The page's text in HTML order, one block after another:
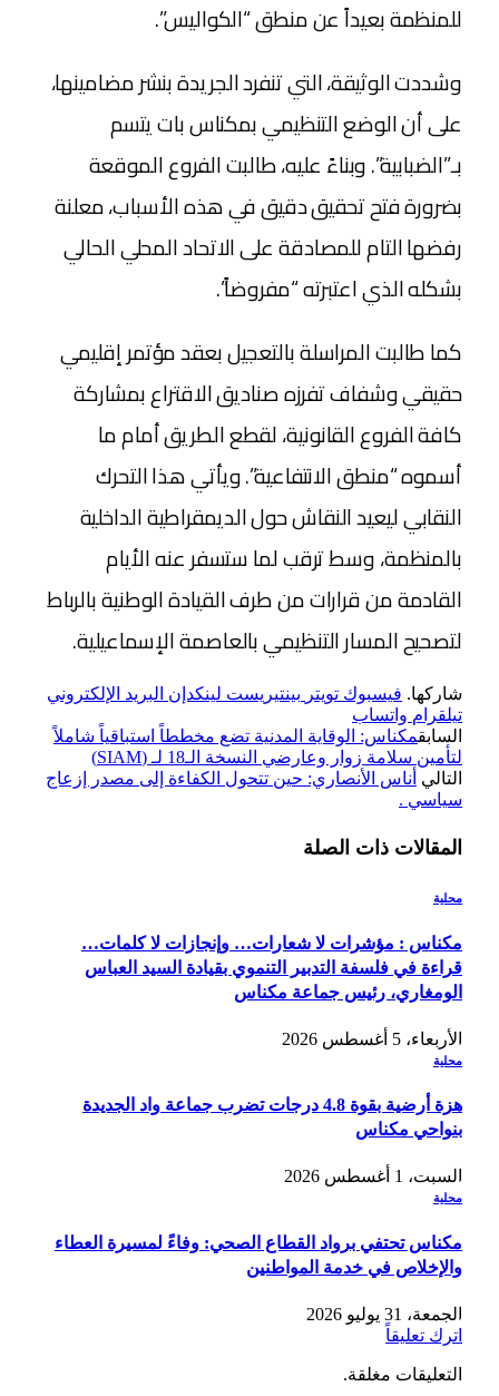
للمنظمة بعيداً عن منطق “الكواليس”.
​وشددت الوثيقة، التي تنفرد الجريدة بنشر مضامينها،
على أن الوضع التنظيمي بمكناس بات يتسم
بـ”الضبابية”. وبناءً عليه، طالبت الفروع الموقعة
بضرورة فتح تحقيق دقيق في هذه الأسباب، معلنة
رفضها التام للمصادقة على الاتحاد المحلي الحالي
بشكله الذي اعتبرته “مفروضاً”.
​كما طالبت المراسلة بالتعجيل بعقد مؤتمر إقليمي
حقيقي وشفاف تفرزه صناديق الاقتراع بمشاركة
كافة الفروع القانونية، لقطع الطريق أمام ما
أسموه “منطق الانتفاعية”. ويأتي هذا التحرك
النقابي ليعيد النقاش حول الديمقراطية الداخلية
بالمنظمة، وسط ترقب لما ستسفر عنه الأيام
القادمة من قرارات من طرف القيادة الوطنية بالرباط
لتصحيح المسار التنظيمي بالعاصمة الإسماعيلية.
شاركها. فيسبوك تويتر بينتيريست لينكدإن البريد الإلكتروني
تيلقرام واتساب
السابقمكناس: الوقاية المدنية تضع مخططاً استباقياً شاملاً
لتأمين سلامة زوار وعارضي النسخة الـ18 لـ (SIAM)
التالي أناس الأنصاري: حين تتحول الكفاءة إلى مصدر إزعاج
سياسي .
المقالات ذات الصلة
محلية
مكناس : مؤشرات لا شعارات… وإنجازات لا كلمات…
قراءة في فلسفة التدبير التنموي بقيادة السيد العباس
الومغاري، رئيس جماعة مكناس
الأربعاء، 5 أغسطس 2026
محلية
هزة أرضية بقوة 4.8 درجات تضرب جماعة واد الجديدة
بنواحي مكناس
السبت، 1 أغسطس 2026
محلية
مكناس تحتفي برواد القطاع الصحي: وفاءً لمسيرة العطاء
والإخلاص في خدمة المواطنين
الجمعة، 31 يوليو 2026
اترك تعليقاً
التعليقات مغلقة.